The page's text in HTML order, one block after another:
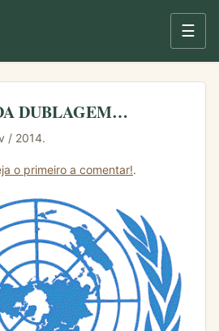
☰
DUBLAGEM…
/ 2014.
o primeiro a comentar!.